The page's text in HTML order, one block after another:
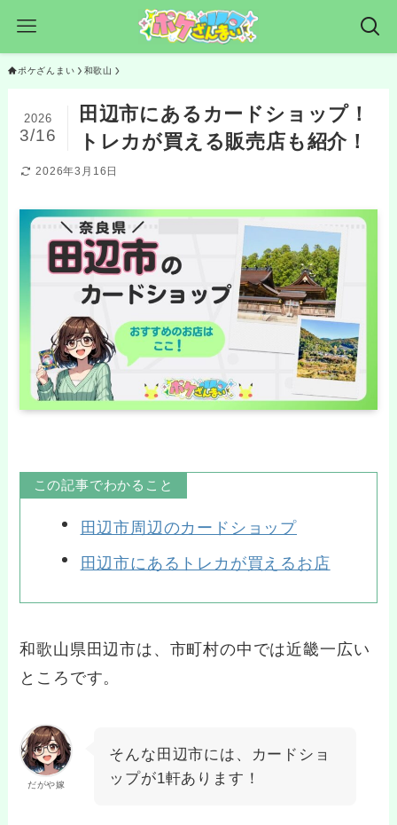
ポケざんまい 和歌山
田辺市にあるカードショップ！
トレカが買える販売店も紹介！
2026
3/16
2026年3月16日
この記事でわかること
田辺市周辺のカードショップ
田辺市にあるトレカが買えるお店
和歌山県田辺市は、市町村の中では近畿一広い
ところです。
だがや嫁
そんな田辺市には、カードショ
ップが1軒あります！